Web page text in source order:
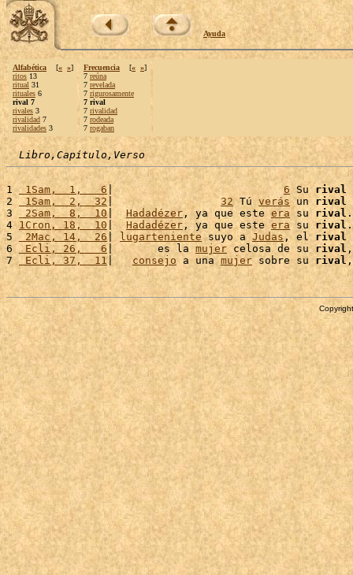
Ayuda
Alfabética [« »]
ritos 13
ritual 31
rituales 6
rival 7
rivales 3
rivalidad 7
rivalidades 3
Frecuencia [« »]
7 reúna
7 revelada
7 rigurosamente
7 rival
7 rivalidad
7 rodeada
7 rogaban
Libro,Capítulo,Verso
1 1Sam,  1,   6 | 6 Su rival
2 1Sam,  2,  32 | 32 Tú verás un rival
3
2Sam,  8,  10| Hadadézer , ya que este era su rival
4 1Cron, 18,  10 | Hadadézer, ya que este era su rival.
5
2Mac, 14,  26 | lugarteniente suyo a Judas , el rival
6 Ecli, 26,   6 |       es la mujer celosa de su rival
7
Ecli, 37,  11| consejo a una mujer sobre su rival